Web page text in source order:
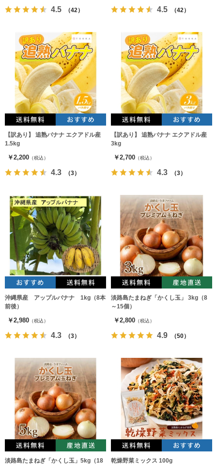
4.5 （42） 4.5 （42）
【訳あり】 追熟バナナ エクアドル産
1.5kg
￥2,200 （税込）
4.3 （3）
【訳あり】 追熟バナナ エクアドル産
3kg
￥2,700 （税込）
4.3 （3）
沖縄県産 アップルバナナ 1kg（8本
前後）
￥2,980 （税込）
4.3 （3）
淡路島たまねぎ「かくし玉」 3kg（8
～15個）
￥2,800 （税込）
4.9 （50）
淡路島たまねぎ「かくし玉」5kg（18
乾燥野菜ミックス 100g